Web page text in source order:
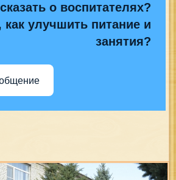
о воспитателях?
как улучшить питание и
занятия?